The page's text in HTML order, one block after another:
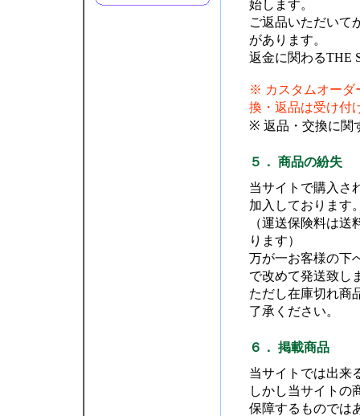
始します。
ご返品いただいて
があります。
返金に関わるTHE
※ カスタムオーダ
換・返品は受け付
※ 返品・交換に関
５． 商品の紛失
当サイトで購入さ
加入しております
（運送保険料は
ります）
万が一お客様の下
で改めて発送致し
ただし在庫切れ商
了承ください。
６． 掲載商品
当サイトでは出来
しかし当サイトの
保障するものでは